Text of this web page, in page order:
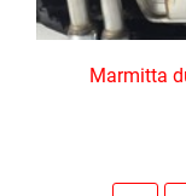
Marmitta